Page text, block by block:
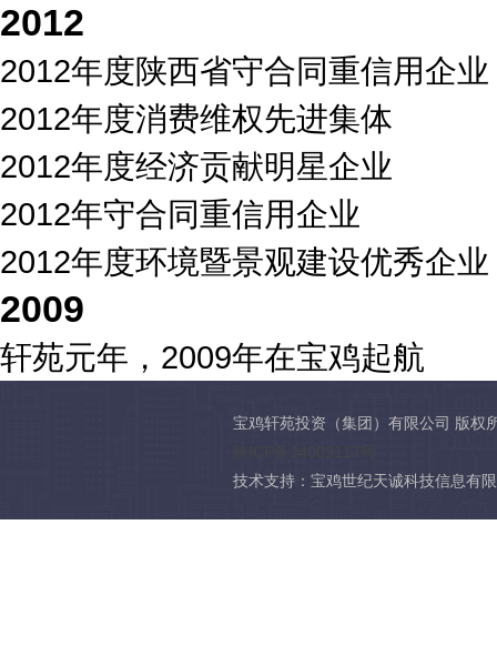
2012
2012年度陕西省守合同重信用企业
2012年度消费维权先进集体
2012年度经济贡献明星企业
2012年守合同重信用企业
2012年度环境暨景观建设优秀企业
2009
轩苑元年，2009年在宝鸡起航
宝鸡轩苑投资（集团）有限公司 版权
技术支持：宝鸡世纪天诚科技信息有